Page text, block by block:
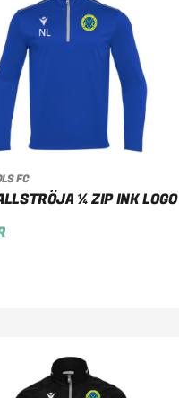
FC
¼ ZIP INK LOGO
ALTERNATIV